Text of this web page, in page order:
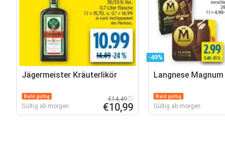
Jägermeister Kräuterlikör
Bald gültig
Gültig ab morgen
€14,49
€10,99
-49%
Langnese Magnum
Bald gültig
Gültig ab morgen